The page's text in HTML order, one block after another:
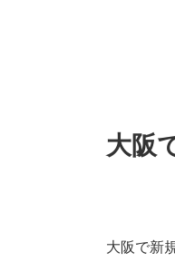
大阪
大阪で新